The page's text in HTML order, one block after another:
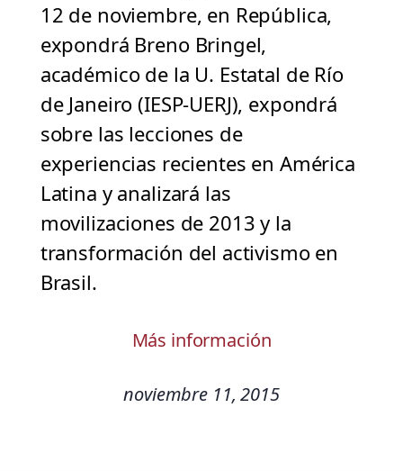
12 de noviembre, en República,
expondrá Breno Bringel,
académico de la U. Estatal de Río
de Janeiro (IESP-UERJ), expondrá
sobre las lecciones de
experiencias recientes en América
Latina y analizará las
movilizaciones de 2013 y la
transformación del activismo en
Brasil.
Más información
noviembre 11, 2015